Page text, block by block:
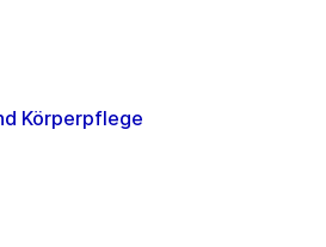
Körperpflege